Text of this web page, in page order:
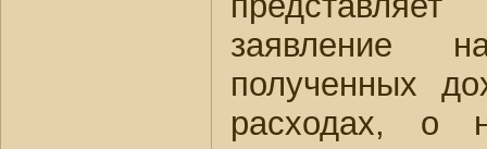
заявление
полученных
расходах, о